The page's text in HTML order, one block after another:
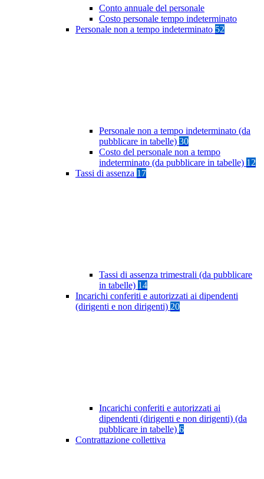
Conto annuale del personale
Costo personale tempo indeterminato
Personale non a tempo indeterminato 52
Personale non a tempo indeterminato (da
pubblicare in tabelle) 30
Costo del personale non a tempo
indeterminato (da pubblicare in tabelle) 12
Tassi di assenza 17
Tassi di assenza trimestrali (da pubblicare
in tabelle) 14
Incarichi conferiti e autorizzati ai dipendenti
(dirigenti e non dirigenti) 20
Incarichi conferiti e autorizzati ai
dipendenti (dirigenti e non dirigenti) (da
pubblicare in tabelle) 6
Contrattazione collettiva